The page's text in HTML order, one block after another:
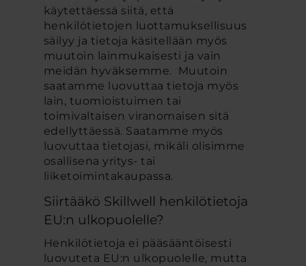
käytettäessä siitä, että
henkilötietojen luottamuksellisuus
säilyy ja tietoja käsitellään myös
muutoin lainmukaisesti ja vain
meidän hyväksemme. Muutoin
saatamme luovuttaa tietoja myös
lain, tuomioistuimen tai
toimivaltaisen viranomaisen sitä
edellyttäessä. Saatamme myös
luovuttaa tietojasi, mikäli olisimme
osallisena yritys- tai
liiketoimintakaupassa.
Siirtääkö Skillwell henkilötietoja
EU:n ulkopuolelle?
Henkilötietoja ei pääsääntöisesti
luovuteta EU:n ulkopuolelle, mutta